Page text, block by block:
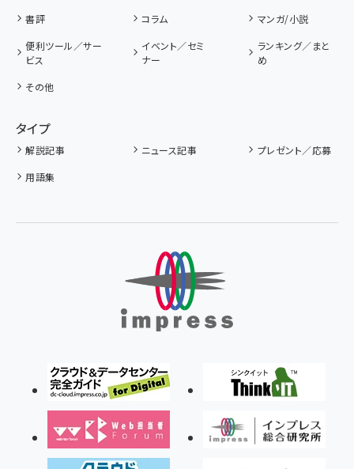
書評 コラム
マンガ/小説
便利ツール／サー
ビス
イベント／セミ
ナー
ランキング／まと
め
その他
タイプ
解説記事 ニュース記事
プレゼント／応募
用語集